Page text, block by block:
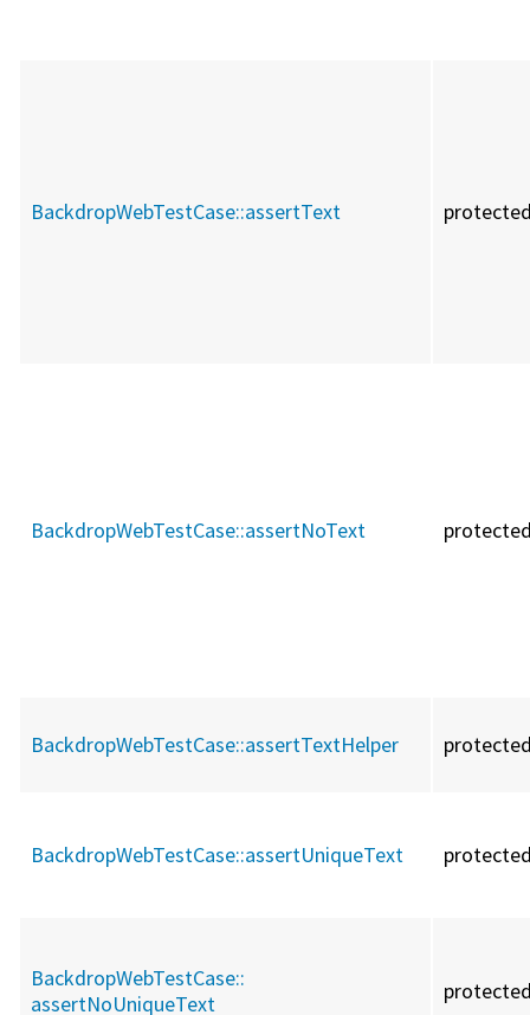
BackdropWebTestCase::assertText
BackdropWebTestCase::assertNoText
BackdropWebTestCase::assertTextHelper
BackdropWebTestCase::assertUniqueText
BackdropWebTestCase::
assertNoUniqueText